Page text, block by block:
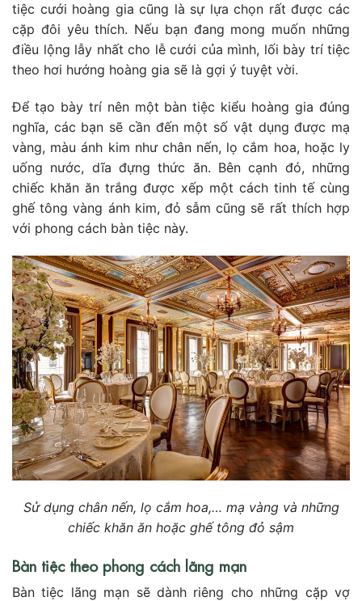
tiệc cưới hoàng gia cũng là sự lựa chọn rất được các
cặp đôi yêu thích. Nếu bạn đang mong muốn những
điều lộng lẫy nhất cho lễ cưới của mình, lối bày trí tiệc
theo hơi hướng hoàng gia sẽ là gợi ý tuyệt vời.
Để tạo bày trí nên một bàn tiệc kiểu hoàng gia đúng
nghĩa, các bạn sẽ cần đến một số vật dụng được mạ
vàng, màu ánh kim như chân nến, lọ cắm hoa, hoặc ly
uống nước, dĩa đựng thức ăn. Bên cạnh đó, những
chiếc khăn ăn trắng được xếp một cách tinh tế cùng
ghế tông vàng ánh kim, đỏ sẫm cũng sẽ rất thích hợp
với phong cách bàn tiệc này.
Sử dụng chân nến, lọ cắm hoa,… mạ vàng và những
chiếc khăn ăn hoặc ghế tông đỏ sậm
Bàn tiệc theo phong cách lãng mạn
Bàn tiệc lãng mạn sẽ dành riêng cho những cặp vợ